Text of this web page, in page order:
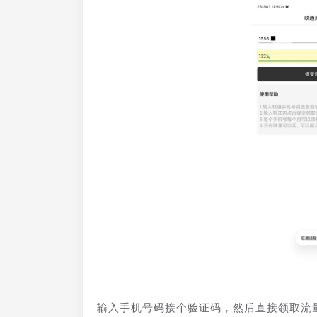
输入手机号码接个验证码，然后直接领取流